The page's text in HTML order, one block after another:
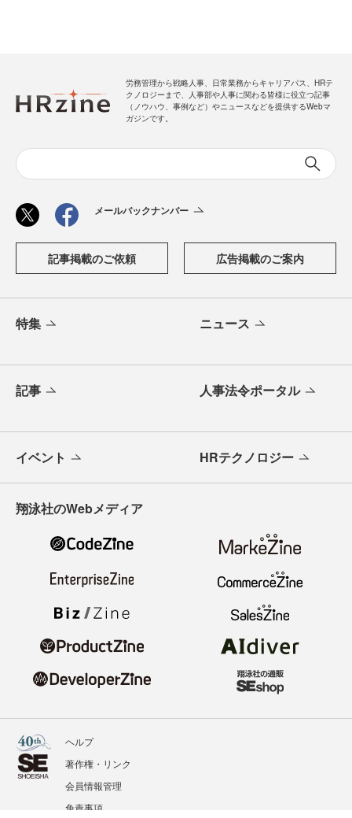
労務管理から戦略人事、日常業務からキャリアパス、HRテ
クノロジーまで、人事部や人事に関わる皆様に役立つ記事
（ノウハウ、事例など）やニュースなどを提供するWebマ
ガジンです。
メールバックナンバー
記事掲載のご依頼 広告掲載のご案内
特集 ニュース
記事 人事法令ポータル
イベント HRテクノロジー
翔泳社のWebメディア
ヘルプ
著作権・リンク
会員情報管理
免責事項